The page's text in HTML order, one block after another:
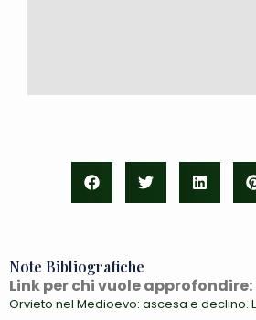
Note Bibliografiche
Link per chi vuole approfondire:
Orvieto nel Medioevo: ascesa e declino.